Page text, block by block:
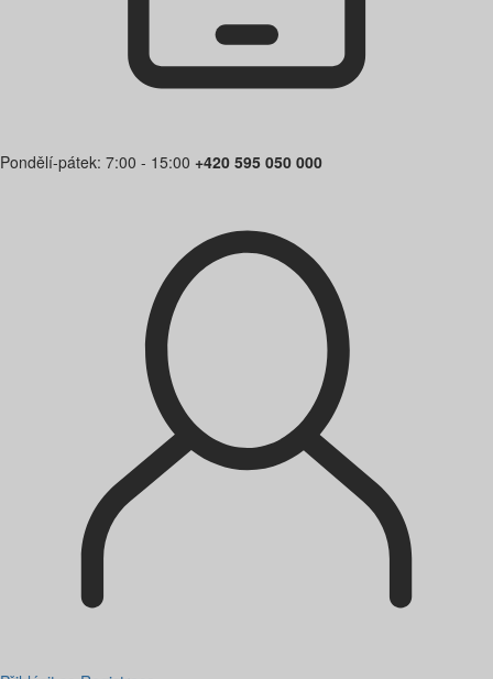
Pondělí-pátek: 7:00 - 15:00 +420 595 050 000